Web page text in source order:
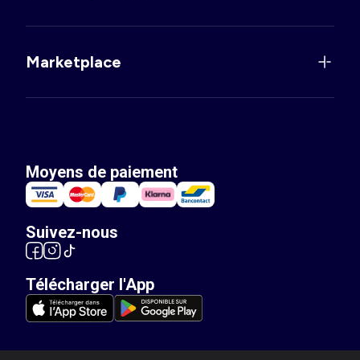
Marketplace
Moyens de paiement
Suivez-nous
Télécharger l'App